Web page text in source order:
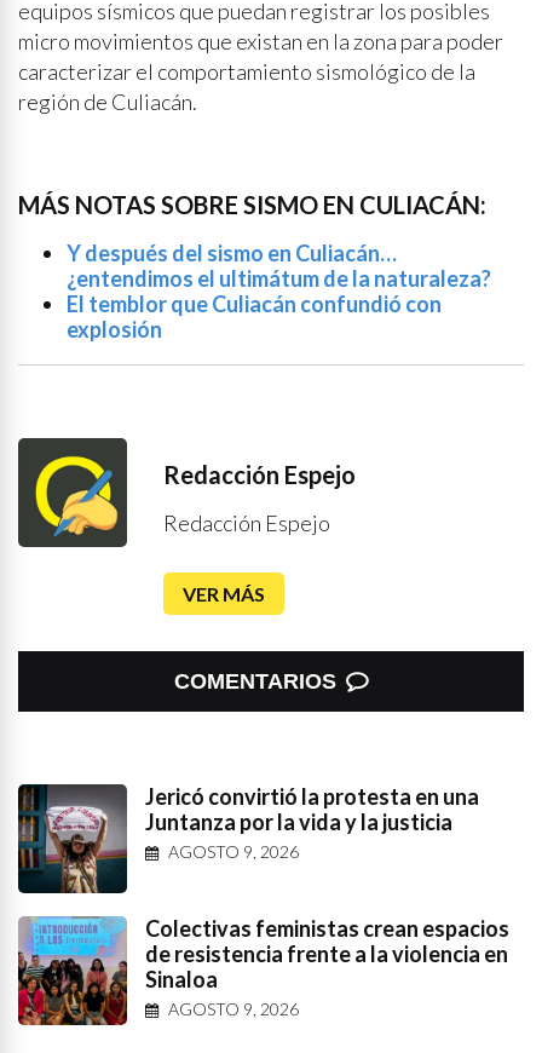
equipos sísmicos que puedan registrar los posibles
micro movimientos que existan en la zona para poder
caracterizar el comportamiento sismológico de la
región de Culiacán.
MÁS NOTAS SOBRE SISMO EN CULIACÁN:
Y después del sismo en Culiacán…
¿entendimos el ultimátum de la naturaleza?
El temblor que Culiacán confundió con
explosión
Redacción Espejo
Redacción Espejo
VER MÁS
COMENTARIOS
Jericó convirtió la protesta en una
Juntanza por la vida y la justicia
AGOSTO 9, 2026
Colectivas feministas crean espacios
de resistencia frente a la violencia en
Sinaloa
AGOSTO 9, 2026